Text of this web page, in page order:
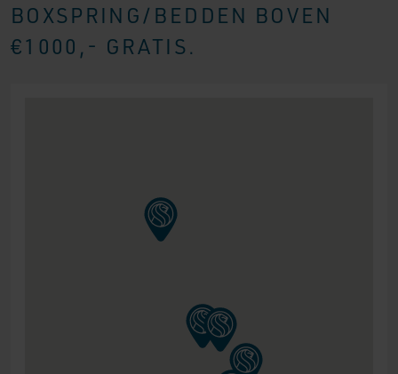
BOXSPRING/BEDDEN BOVEN
€1000,- GRATIS.